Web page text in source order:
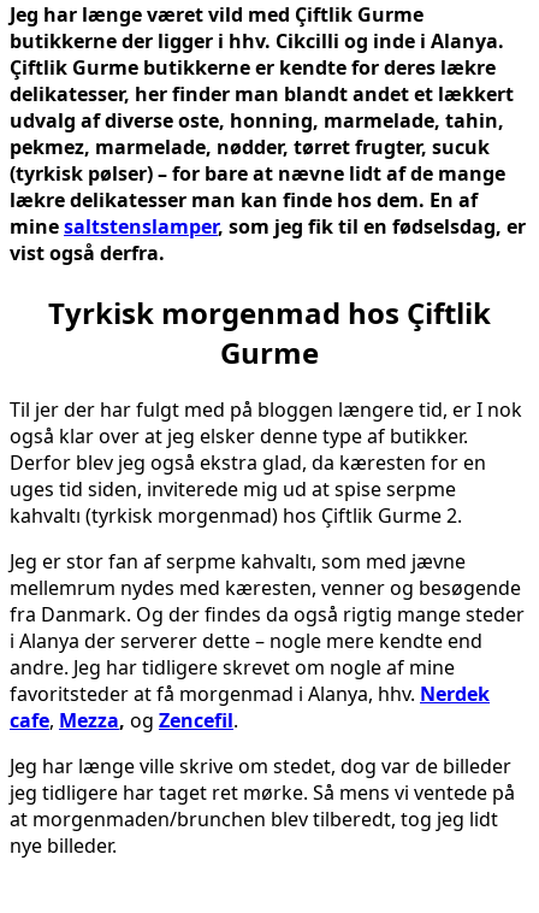
Jeg har længe været vild med Çiftlik Gurme
butikkerne der ligger i hhv. Cikcilli og inde i Alanya.
Çiftlik Gurme butikkerne er kendte for deres lækre
delikatesser, her finder man blandt andet et lækkert
udvalg af diverse oste, honning, marmelade, tahin,
pekmez, marmelade, nødder, tørret frugter, sucuk
(tyrkisk pølser) – for bare at nævne lidt af de mange
lækre delikatesser man kan finde hos dem. En af
minesaltstenslamper, som jeg fik til en fødselsdag, er
vist også derfra.
Tyrkisk morgenmad hos Çiftlik
Gurme
Til jer der har fulgt med på bloggen længere tid, er I nok
også klar over at jeg elsker denne type af butikker.
Derfor blev jeg også ekstra glad, da kæresten for en
uges tid siden, inviterede mig ud at spise serpme
kahvaltı (tyrkisk morgenmad) hos Çiftlik Gurme 2.
Jeg er stor fan af serpme kahvaltı, som med jævne
mellemrum nydes med kæresten, venner og besøgende
fra Danmark. Og der findes da også rigtig mange steder
i Alanya der serverer dette – nogle mere kendte end
andre. Jeg har tidligere skrevet om nogle af mine
favoritsteder at få morgenmad i Alanya, hhv. Nerdek
cafe, Mezza, og Zencefil.
Jeg har længe ville skrive om stedet, dog var de billeder
jeg tidligere har taget ret mørke. Så mens vi ventede på
at morgenmaden/brunchen blev tilberedt, tog jeg lidt
nye billeder.